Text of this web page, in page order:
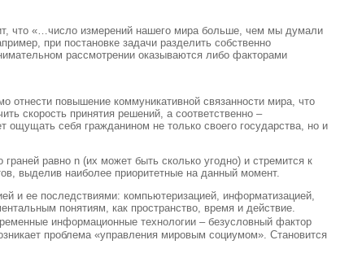
что «…число измерений нашего мира больше, чем мы думали
при постановке задачи разделить собственно
рассмотрении оказываются либо факторами
отнести повышение коммуникативной связанности мира, что
скорость принятия решений, а соответственно –
себя гражданином не только своего государства, но и
равно n (их может быть сколько угодно) и стремится к
выделив наиболее приоритетные на данный момент.
и ее последствиями: компьютеризацией, информатизацией,
понятиям, как пространство, время и действие.
информационные технологии – безусловный фактор
проблема «управления мировым социумом». Становится